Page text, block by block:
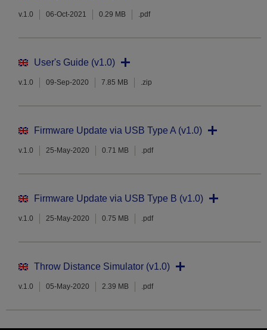
v.1.0 06-Oct-2021 0.29 MB .pdf
User's Guide (v1.0)
v.1.0 09-Sep-2020 7.85 MB .zip
Firmware Update via USB Type A (v1.0)
v.1.0 25-May-2020 0.71 MB .pdf
Firmware Update via USB Type B (v1.0)
v.1.0 25-May-2020 0.75 MB .pdf
Throw Distance Simulator (v1.0)
v.1.0 05-May-2020 2.39 MB .pdf